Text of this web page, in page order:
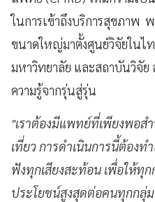
ในการเข้าถึงบริการสุขภาพ
ขนาดใหญ่มาตั้งศูนย์วิจัยในไ
มหาวิทยาลัย และสถาบันวิจัย
ความรู้จากรุ่นสู่รุ่น
"เราต้องมีแพทย์ที่เพียงพอ
เที่ยว การดำเนินการนี้ต้อง
ฟังทุกเสียงสะท้อน เพื่อให้ทุก
ประโยชน์สูงสุดต่อคนทุกกลุ่